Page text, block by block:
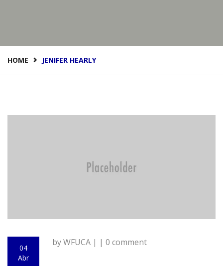
HOME JENIFER HEARLY
04
Abr
by WFUCA | | 0 comment